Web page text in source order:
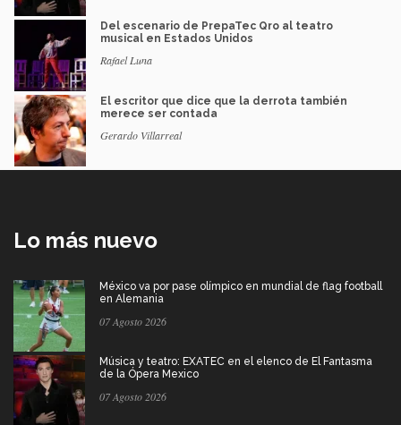
Del escenario de PrepaTec Qro al teatro
musical en Estados Unidos
Rafael Luna
El escritor que dice que la derrota también
merece ser contada
Gerardo Villarreal
Lo más nuevo
México va por pase olímpico en mundial de flag football
en Alemania
07 Agosto 2026
Música y teatro: EXATEC en el elenco de El Fantasma
de la Ópera Mexico
07 Agosto 2026